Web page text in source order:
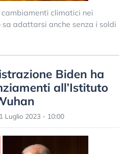
climatici nei
sa adattarsi anche senza i soldi
Biden ha
all’Istituto
Luglio 2023 - 10:00